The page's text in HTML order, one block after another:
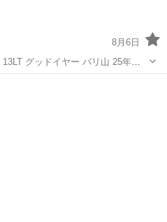
8月6日
グッドイヤー バリ山 25年製
ズは、ないです タイヤは、新品入